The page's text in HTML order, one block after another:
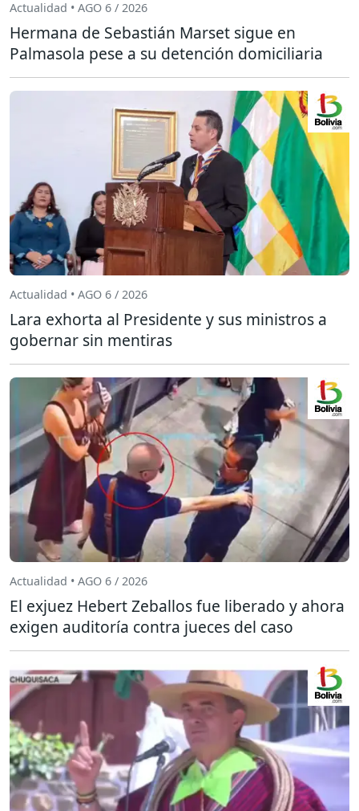
Actualidad • AGO 6 / 2026
Hermana de Sebastián Marset sigue en
Palmasola pese a su detención domiciliaria
Actualidad • AGO 6 / 2026
Lara exhorta al Presidente y sus ministros a
gobernar sin mentiras
Actualidad • AGO 6 / 2026
El exjuez Hebert Zeballos fue liberado y ahora
exigen auditoría contra jueces del caso